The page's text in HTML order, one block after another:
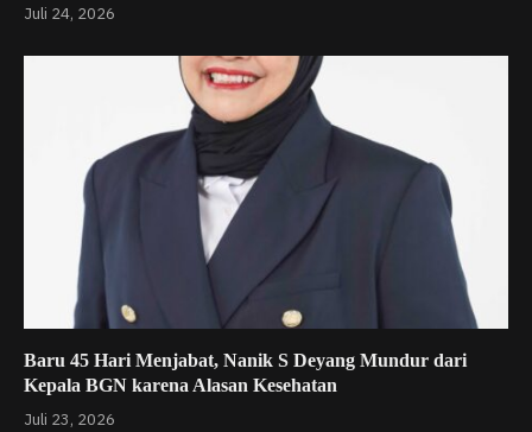
Juli 24, 2026
Baru 45 Hari Menjabat, Nanik S Deyang Mundur dari
Kepala BGN karena Alasan Kesehatan
Juli 23, 2026